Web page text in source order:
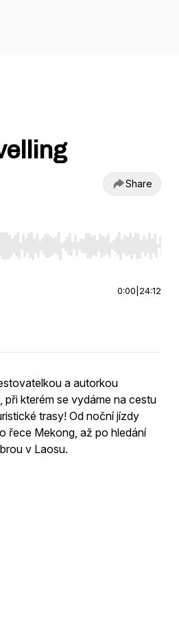
Share
End to jump to start or end.
0:00 24:12
a autorkou
kterém se vydáme na cestu
trasy! Od noční jízdy
řece Mekong, až po hledání
v Laosu.